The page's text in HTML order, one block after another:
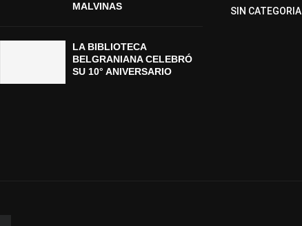
MALVINAS
LA BIBLIOTECA
BELGRANIANA CELEBRÓ
SU 10° ANIVERSARIO
SIN CATEGORIA